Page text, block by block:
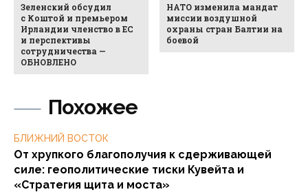
Похожее
БЛИЖНИЙ ВОСТОК
От хрупкого благополучия к сдерживающей
силе: геополитические тиски Кувейта и
«Стратегия щита и моста»
Зеленский обсудил
с Коштой и премьером
Ирландии членство в ЕС
и перспективы
сотрудничества —
ОБНОВЛЕНО
НАТО изменила мандат
миссии воздушной
охраны стран Балтии на
боевой